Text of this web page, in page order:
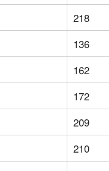
218
136
162
172
209
210